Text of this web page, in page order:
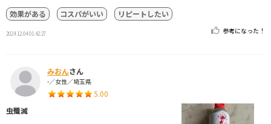
効果がある
コスパがいい リピートしたい
2024.12.04 01:42:27 参考になった！
みおんさん
-／女性／埼玉県
5.00
虫殲滅